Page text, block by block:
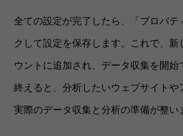
全ての設定が完了したら、「プロパテ
クして設定を保存します。これで、
ウントに追加され、データ収集を開
終えると、分析したいウェブサイトや
実際のデータ収集と分析の準備が整い